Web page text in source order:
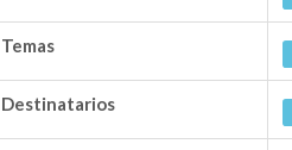
Temas
Destinatarios